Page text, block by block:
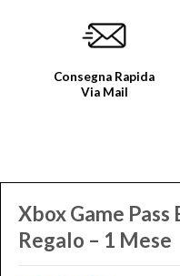
Consegna Rapida
Via Mail
Xbox Game
Regalo – 1 Mese